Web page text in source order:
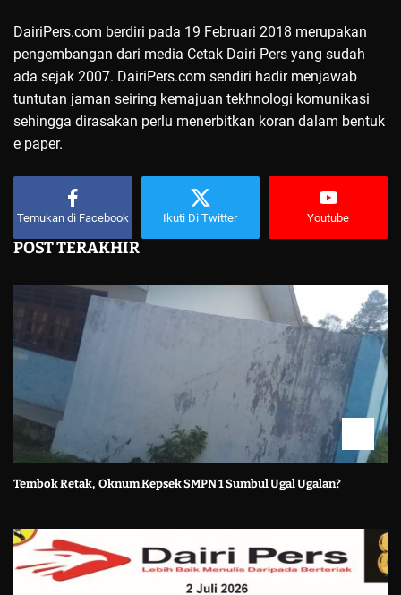
DairiPers.com berdiri pada 19 Februari 2018 merupakan
pengembangan dari media Cetak Dairi Pers yang sudah
ada sejak 2007. DairiPers.com sendiri hadir menjawab
tuntutan jaman seiring kemajuan tekhnologi komunikasi
sehingga dirasakan perlu menerbitkan koran dalam bentuk
e paper.
Temukan di Facebook Ikuti Di Twitter Youtube
POST TERAKHIR
Tembok Retak, Oknum Kepsek SMPN 1 Sumbul Ugal Ugalan?